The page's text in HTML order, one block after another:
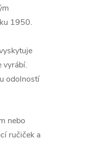
1950.
vyrábí.
odolností
nebo
ručiček a